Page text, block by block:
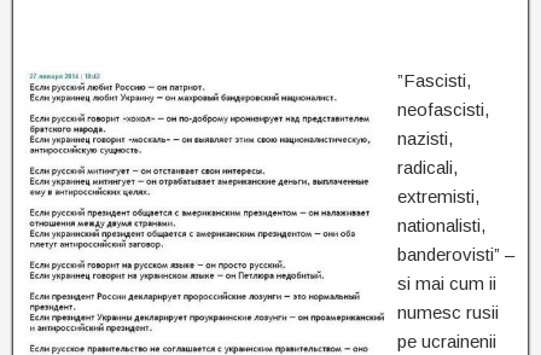
”Fascisti,
neofascisti,
nazisti,
radicali,
extremisti,
nationalisti,
banderovisti” –
si mai cum ii
numesc rusii
pe ucrainenii